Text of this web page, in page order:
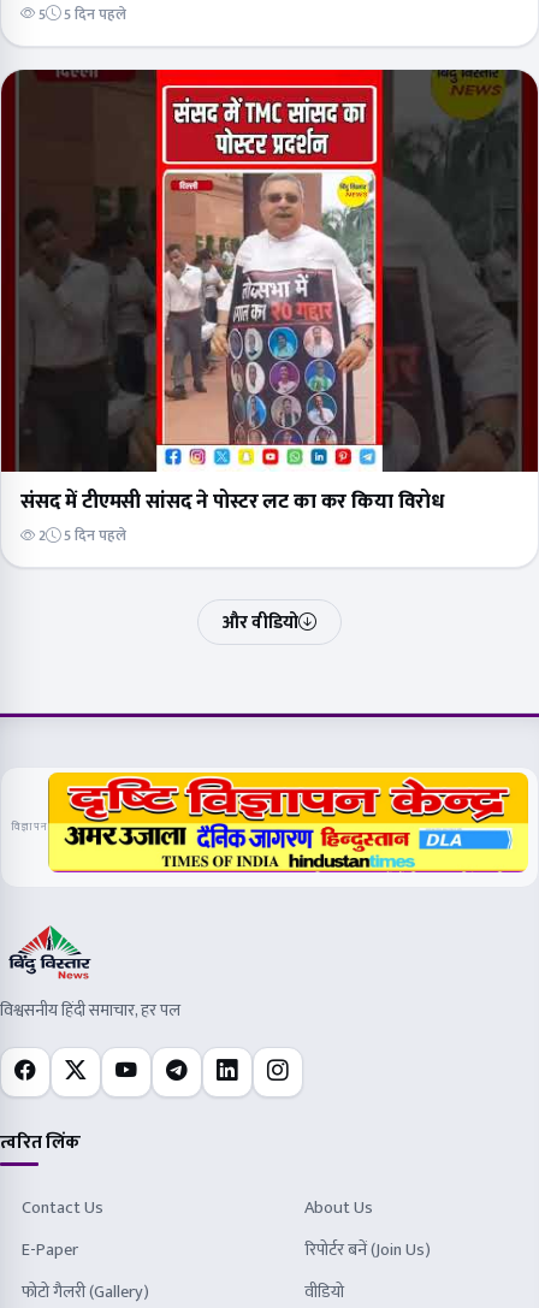
5 5 दिन पहले
संसद में टीएमसी सांसद ने पोस्टर लट का कर किया विरोध
2 5 दिन पहले
और वीडियो
विज्ञापन
विश्वसनीय हिंदी समाचार, हर पल
त्वरित लिंक
Contact Us
About Us
E-Paper
रिपोर्टर बनें (Join Us)
फोटो गैलरी (Gallery)
वीडियो